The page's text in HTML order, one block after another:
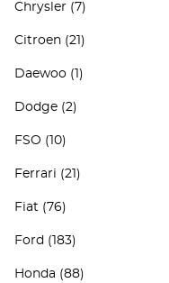
Chrysler (7)
Citroen (21)
Daewoo (1)
Dodge (2)
FSO (10)
Ferrari (21)
Fiat (76)
Ford (183)
Honda (88)